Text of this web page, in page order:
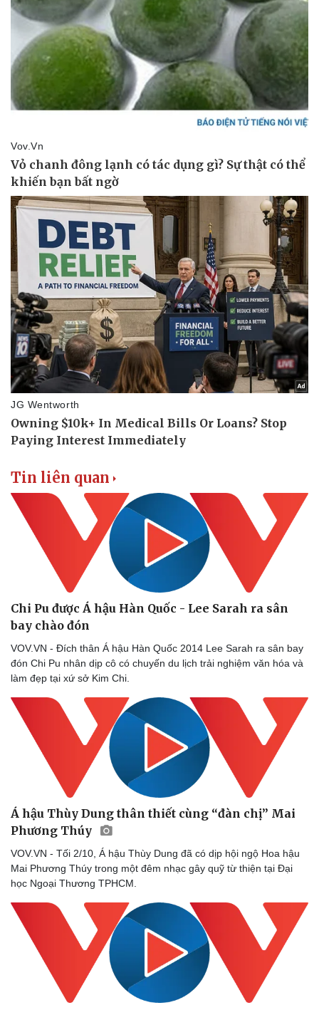
Doanh nghiệp
Thông tin doanh nghiệp
Doanh nghiệp 24h
Doanh nhân
Vì cộng đồng
Công nghệ
Sành điệu
Tin Công nghệ
Trải nghiệm
Chuyển đổi số
Sức khỏe
Dinh dưỡng - món ngon
Cây thuốc
Sản phụ khoa
Nam khoa
Làm đẹp - giảm cân
Phòng mạch online
Ăn sạch sống khỏe
Đời sống
Nhà đẹp
Blog
Tình yêu - Gia đình
Tin liên quan
Chi Pu được Á hậu Hàn Quốc - Lee Sarah ra sân
bay chào đón
VOV.VN - Đích thân Á hậu Hàn Quốc 2014 Lee Sarah ra sân bay
đón Chi Pu nhân dịp cô có chuyến du lịch trải nghiệm văn hóa và
làm đẹp tại xứ sở Kim Chi.
Á hậu Thùy Dung thân thiết cùng “đàn chị” Mai
Phương Thúy
VOV.VN - Tối 2/10, Á hậu Thùy Dung đã có dịp hội ngộ Hoa hậu
Mai Phương Thúy trong một đêm nhạc gây quỹ từ thiện tại Đại
học Ngoại Thương TPHCM.